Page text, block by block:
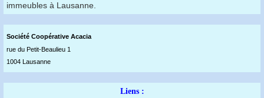
immeubles à Lausanne.
Société Coopérative Acacia
rue du Petit-Beaulieu 1
1004 Lausanne
Liens :